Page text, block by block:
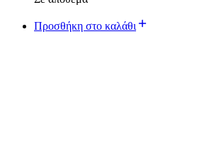
Προσθήκη στο καλάθι